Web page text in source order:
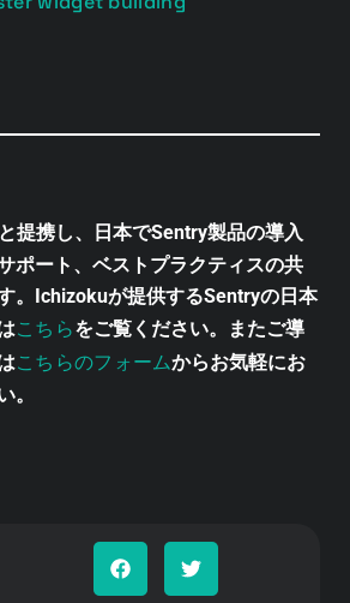
提携し、日本でSentry製品の導入
ポート、ベストプラクティスの共
。Ichizokuが提供するSentryの日本
こちらをご覧ください。またご導
こちらのフォームからお気軽にお
。